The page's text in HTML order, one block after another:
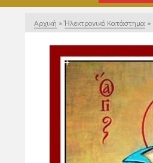
Αρχική » Ἠλεκτρονικό Κατάστημα »